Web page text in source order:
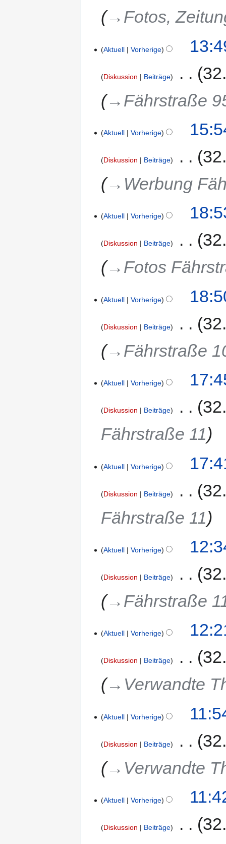
→‎Fotos,
Aktuell Vorherige
Diskussion Beiträge
→‎Fährstraße
Aktuell Vorherige
Diskussion Beiträge
→‎Werbung
Aktuell Vorherige
Diskussion Beiträge
→‎Fotos
Aktuell Vorherige
Diskussion Beiträge
→‎Fährstraße
Aktuell Vorherige
Diskussion Beiträge
Fährstraße 11
Aktuell Vorherige
Diskussion Beiträge
Fährstraße 11
Aktuell Vorherige
Diskussion Beiträge
→‎Fährstraße
Aktuell Vorherige
Diskussion Beiträge
→‎Verwandte
Aktuell Vorherige
Diskussion Beiträge
→‎Verwandte
Aktuell Vorherige
Diskussion Beiträge